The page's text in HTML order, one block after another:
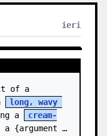
ieri
of a
long, wavy
a
cream-
a {argument